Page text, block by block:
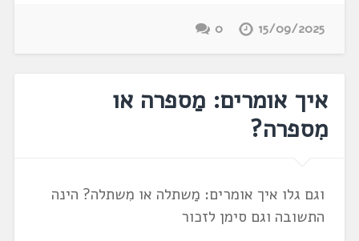
15/09/2025
0
איך אומרים: מַספרה או
מִספרה?
וגם גלו איך אומרים: מַשתלה או מִשתלה? הינה
התשובה וגם סימן לזכור